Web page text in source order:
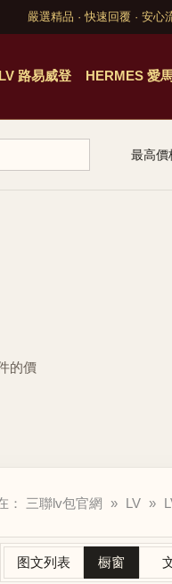
嚴選精品 · 快速回覆 · 安心
LV 路易威登 HERMES 愛
最高價
的價
： 三聯lv包官網 » LV »
图文列表 橱窗